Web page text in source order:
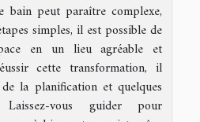
bain peut paraître complexe,
simples, il est possible de
en un lieu agréable et
cette transformation, il
la planification et quelques
Laissez-vous guider pour